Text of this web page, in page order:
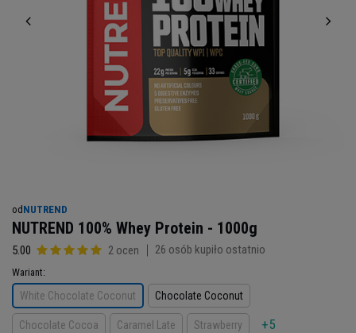
od NUTREND
NUTREND 100% Whey Protein - 1000g
5.00 2 ocen 26 osób kupiło ostatnio
Wariant
White Chocolate Coconut Chocolate Coconut
Chocolate Cocoa Caramel Late Strawberry +5